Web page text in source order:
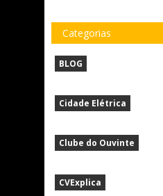
Categorias
BLOG
Cidade Elétrica
Clube do Ouvinte
CVExplica